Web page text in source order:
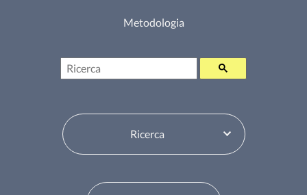
Metodologia
Ricerca
Seleziona sommario